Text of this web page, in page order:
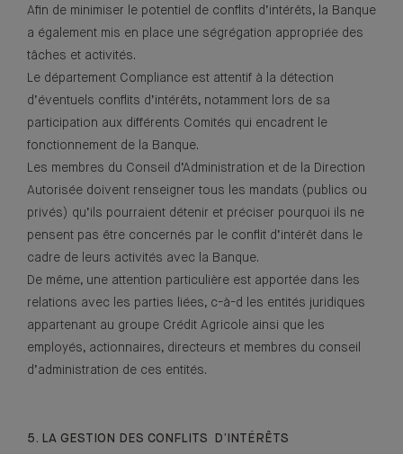
Afin de minimiser le potentiel de conflits d’intérêts, la Banque
a également mis en place une ségrégation appropriée des
tâches et activités.
Le département Compliance est attentif à la détection
d’éventuels conflits d’intérêts, notamment lors de sa
participation aux différents Comités qui encadrent le
fonctionnement de la Banque.
Les membres du Conseil d’Administration et de la Direction
Autorisée doivent renseigner tous les mandats (publics ou
privés) qu’ils pourraient détenir et préciser pourquoi ils ne
pensent pas être concernés par le conflit d’intérêt dans le
cadre de leurs activités avec la Banque.
De même, une attention particulière est apportée dans les
relations avec les parties liées, c-à-d les entités juridiques
appartenant au groupe Crédit Agricole ainsi que les
employés, actionnaires, directeurs et membres du conseil
d’administration de ces entités.
5. LA GESTION DES CONFLITS D’INTÉRÊTS